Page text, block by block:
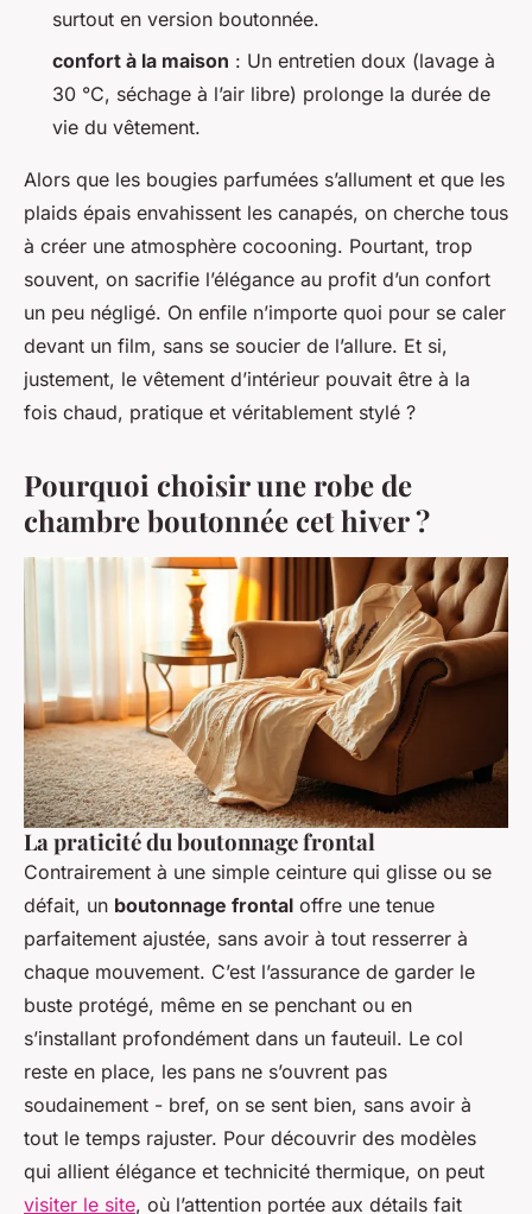
surtout en version boutonnée.
confort à la maison : Un entretien doux (lavage à
30 °C, séchage à l’air libre) prolonge la durée de
vie du vêtement.
Alors que les bougies parfumées s’allument et que les
plaids épais envahissent les canapés, on cherche tous
à créer une atmosphère cocooning. Pourtant, trop
souvent, on sacrifie l’élégance au profit d’un confort
un peu négligé. On enfile n’importe quoi pour se caler
devant un film, sans se soucier de l’allure. Et si,
justement, le vêtement d’intérieur pouvait être à la
fois chaud, pratique et véritablement stylé ?
Pourquoi choisir une robe de
chambre boutonnée cet hiver ?
La praticité du boutonnage frontal
Contrairement à une simple ceinture qui glisse ou se
défait, un boutonnage frontal offre une tenue
parfaitement ajustée, sans avoir à tout resserrer à
chaque mouvement. C’est l’assurance de garder le
buste protégé, même en se penchant ou en
s’installant profondément dans un fauteuil. Le col
reste en place, les pans ne s’ouvrent pas
soudainement - bref, on se sent bien, sans avoir à
tout le temps rajuster. Pour découvrir des modèles
qui allient élégance et technicité thermique, on peut
visiter le site, où l’attention portée aux détails fait